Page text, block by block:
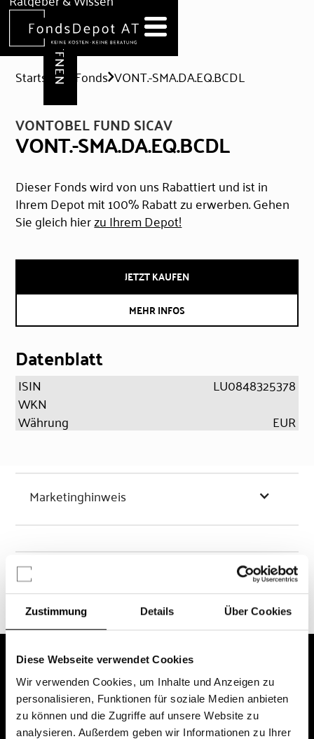
Zustimmung Details Über Cookies
Diese Webseite verwendet Cookies
Wir verwenden Cookies, um Inhalte und Anzeigen zu
personalisieren, Funktionen für soziale Medien anbieten
zu können und die Zugriffe auf unsere Website zu
analysieren. Außerdem geben wir Informationen zu Ihrer
Hilfe & Formulare
DEPOT ERÖFFNEN
Startseite Fonds VONT.-SMA.DA.EQ.BCDL
VONTOBEL FUND SICAV
VONT.-SMA.DA.EQ.BCDL
Dieser Fonds wird von uns Rabattiert und ist in
Ihrem Depot mit 100% Rabatt zu erwerben. Gehen
Sie gleich hierzu Ihrem Depot!
JETZT KAUFEN
MEHR INFOS
Datenblatt
ISIN
LU0848325378
WKN
Währung
EUR
Marketinghinweis
Chancen & Risiken